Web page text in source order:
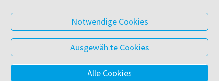
Datenschutz & Cookies
AGB
Barrierefreiheit
© 2025 Facultas Verlags- und Buchhandels AG
Notwendige Cookies
Ausgewählte Cookies
Alle Cookies